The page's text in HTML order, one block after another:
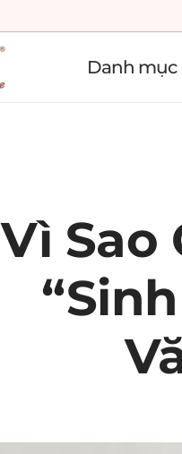
Danh mục
Vì Sao